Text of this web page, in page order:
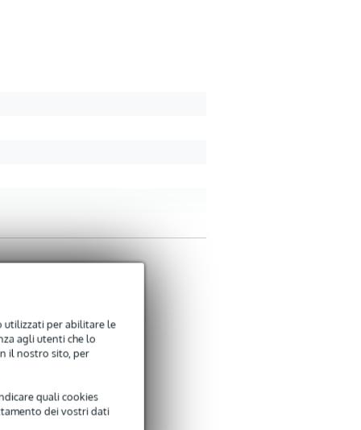
utilizzati per abilitare le
agli utenti che lo
il nostro sito, per
quali cookies
dei vostri dati